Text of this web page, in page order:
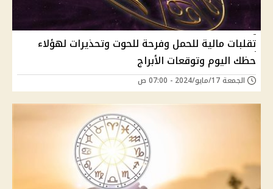
تقلبات مالية للحمل وفرحة للحوت وتحذيرات لهؤلاء
حظك اليوم وتوقعات الأبراج
الجمعة 17/مايو/2024 - 07:00 ص